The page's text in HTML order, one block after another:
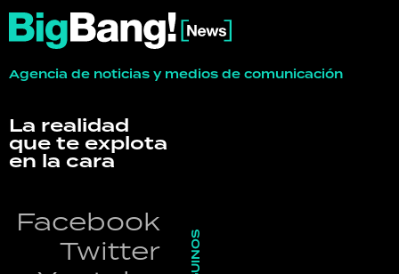
Agencia de noticias y medios de comunicación
La realidad
que te explota
en la cara
Facebook
Twitter